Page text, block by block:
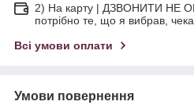
2) На карту | ДЗВОНИТИ НЕ
потрібно те, що я вибрав,
Всі умови оплати
Умови повернення